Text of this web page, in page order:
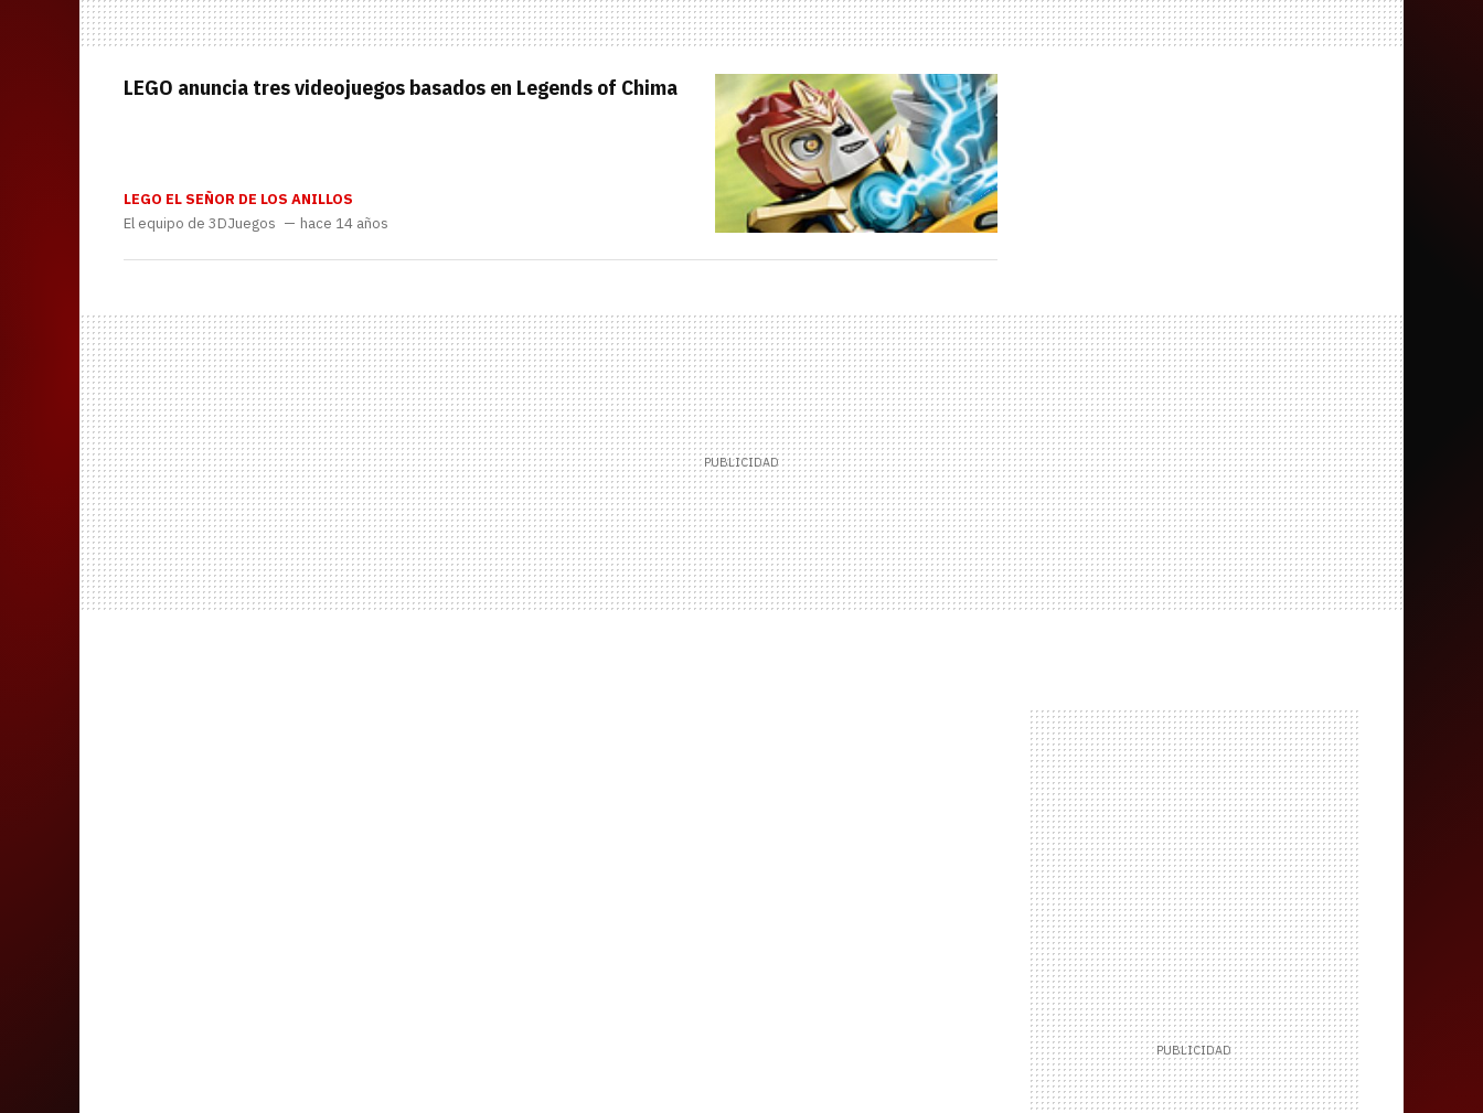
LEGO anuncia tres videojuegos basados en Legends of Chima
LEGO EL SEÑOR DE LOS ANILLOS
El equipo de 3DJuegos
hace 14 años